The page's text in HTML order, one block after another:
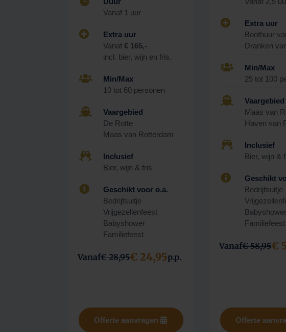
Vanaf 1 uur

Extra uur
Vanaf € 165,-
incl. bier, wijn en fris.

Min/Max
10 tot 60 personen

Vaargebied
De Rotte
Maas van Rotterdam

Inclusief
Bier, wijn & fris

Geschikt voor o.a.
Bedrijfsuitje
Vrijgezellenfeest
Babyshower
Familiefeest
Vanaf€ 28,95€ 24,95p.p.
Offerte aanvragen

Extra uur
Boothuur
Dranken

Min/Max
25 tot 100

Vaargebied
Maas van
Haven van

Inclusief
Bier, wijn &

Geschikt
Bedrijfsuitje
Babyshower
Familiefeest
Vanaf€ 58,95€
Offerte